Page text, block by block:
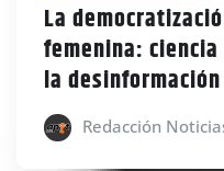
La
femenina:
la
Redacción